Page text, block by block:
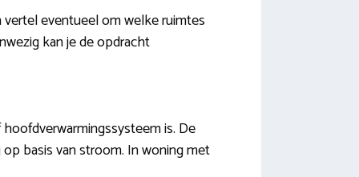
eventueel om welke ruimtes
kan je de opdracht
is. De
basis van stroom. In woning met